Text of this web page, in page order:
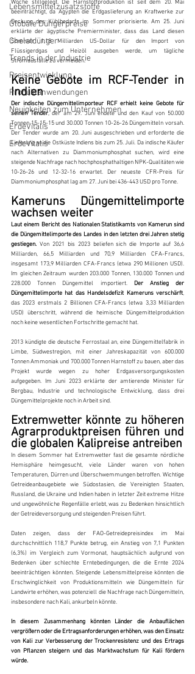
Lebensmittelzusatzstoffe
Globale Düngerpreise
Chelatdünger
Trends in der Industrie
Preisentwicklung
Produktanwendungen
Neuigkeiten zum Unternehmen
ErdeVitalis
ErdeVitalis
Woche stillgelegt. Die Harnstoffproduktion ist seit dem 20. Mai
beeinträchtigt, da Ägypten die Erdgaslieferung an Kraftwerke zur
Deckung des Kühlbedarfs im Sommer priorisierte. Am 25. Juni
erklärte der ägyptische Premierminister, dass das Land diesen
Sommer 1,18 Milliarden US-Dollar für den Import von
Flüssigerdgas und Heizöl ausgeben werde, um tägliche
Stromausfälle zu vermeiden.
Keine Gebote im RCF-Tender in
Indien
Der indische Düngemittelimporteur RCF erhielt keine Gebote für
seinen Tender, der am 29. Juni endete und den Kauf von 50.000
Tonnen 15-15-15 und 30.000 Tonnen 10-26-26 Düngemitteln vorsah.
Der Tender wurde am 20. Juni ausgeschrieben und erforderte die
Lieferung an die Ostküste Indiens bis zum 25. Juli. Da indische Käufer
nach Alternativen zu Diammoniumphosphat suchen, wird eine
steigende Nachfrage nach hochphosphathaltigen NPK-Qualitäten wie
10-26-26 und 12-32-16 erwartet. Der neueste CFR-Preis für
Diammoniumphosphat lag am 27. Juni bei 436-443 USD pro Tonne.
Kameruns Düngemittelimporte
wachsen weiter
Laut einem Bericht des Nationalen Statistikamts von Kamerun sind
die Düngemittelimporte des Landes in den letzten drei Jahren stetig
gestiegen. Von 2021 bis 2023 beliefen sich die Importe auf 36,6
Milliarden, 66,5 Milliarden und 70,9 Milliarden CFA-Francs,
insgesamt 173,9 Milliarden CFA-Francs (etwa 290 Millionen USD).
Im gleichen Zeitraum wurden 203.000 Tonnen, 130.000 Tonnen und
228.000 Tonnen Düngemittel importiert.
Der Anstieg der
Düngemittelimporte hat das Handelsdefizit Kameruns verschärft,
das 2023 erstmals 2 Billionen CFA-Francs (etwa 3,33 Milliarden
USD) überschritt, während die heimische Düngemittelproduktion
noch keine wesentlichen Fortschritte gemacht hat.
2013 kündigte die deutsche Ferrostaal an, eine Düngemittelfabrik in
Limbe, Südwestregion, mit einer Jahreskapazität von 600.000
Tonnen Ammoniak und 700.000 Tonnen Harnstoff zu bauen, aber das
Projekt wurde wegen zu hoher Erdgasversorgungskosten
aufgegeben. Im Juni 2023 erklärte der amtierende Minister für
Bergbau, Industrie und technologische Entwicklung, dass drei
Düngemittelprojekte noch in Arbeit sind.
Extremwetter könnte zu höheren
Agrarproduktpreisen führen und
die globalen Kalipreise antreiben
In diesem Sommer hat Extremwetter fast die gesamte nördliche
Hemisphäre heimgesucht, viele Länder waren von hohen
Temperaturen, Dürren und Überschwemmungen betroffen. Wichtige
Getreideanbaugebiete wie Südostasien, die Vereinigten Staaten,
Russland, die Ukraine und Indien haben in letzter Zeit extreme Hitze
und ungewöhnliche Regenfälle erlebt, was zu Bedenken hinsichtlich
der Getreideversorgung und steigenden Preisen führt.
Daten zeigen, dass der FAO-Getreidepreisindex im Mai
durchschnittlich 118,7 Punkte betrug, ein Anstieg von 7,1 Punkten
(6,3%) im Vergleich zum Vormonat, hauptsächlich aufgrund von
Bedenken über schlechte Erntebedingungen, die die Ernte 2024
beeinträchtigen könnten. Steigende Lebensmittelpreise könnten die
Erschwinglichkeit von Produktionsmitteln wie Düngemitteln für
Landwirte erhöhen, was potenziell die Nachfrage nach Düngemitteln,
insbesondere nach Kali, ankurbeln könnte.
In diesem Zusammenhang könnten Länder die Anbauflächen
vergrößern oder die Ertragsanforderungen erhöhen, was den Einsatz
von Kali zur Verbesserung der Trockenresistenz und des Ertrags
von Pflanzen steigern und das Marktwachstum für Kali fördern
würde.